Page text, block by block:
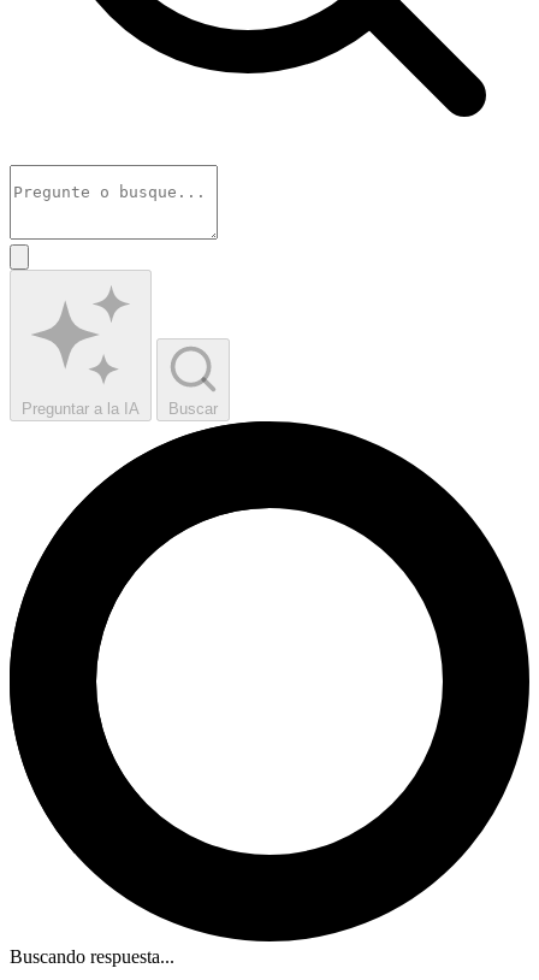
Preguntar a la IA Buscar
Buscando respuesta...